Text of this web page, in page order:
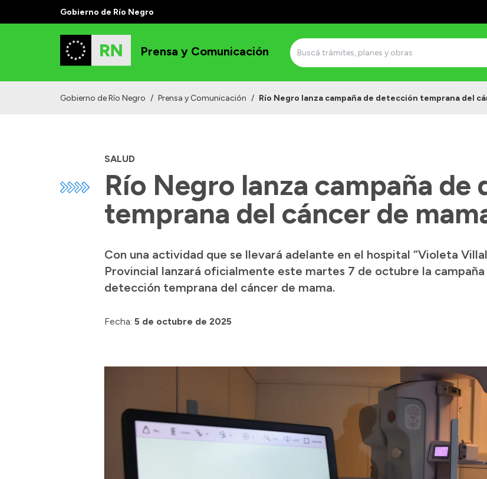
Gobierno de Río Negro
Prensa y Comunicación
Gobierno de Río Negro / Prensa y Comunicación / Río Negro lanza campaña de detección temprana del
SALUD
Río Negro lanza campaña de
temprana del cáncer de
Con una actividad que se llevará adelante en el hospital “Violeta
Provincial lanzará oficialmente este martes 7 de octubre la
detección temprana del cáncer de mama.
Fecha: 5 de octubre de 2025